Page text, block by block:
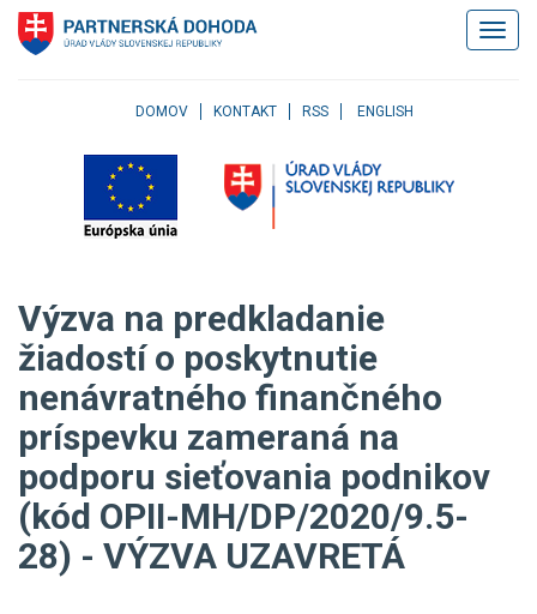
Klávesové
skratky
Skočiť
menu
Skočiť
na
užívateľské
menu
Skočiť
pätičku
stránky
DOMOV KONTAKT RSS ENGLISH
Výzva na predkladanie
žiadostí o poskytnutie
nenávratného finančného
príspevku zameraná na
podporu sieťovania podnikov
(kód OPII-MH/DP/2020/9.5-
28) - VÝZVA UZAVRETÁ